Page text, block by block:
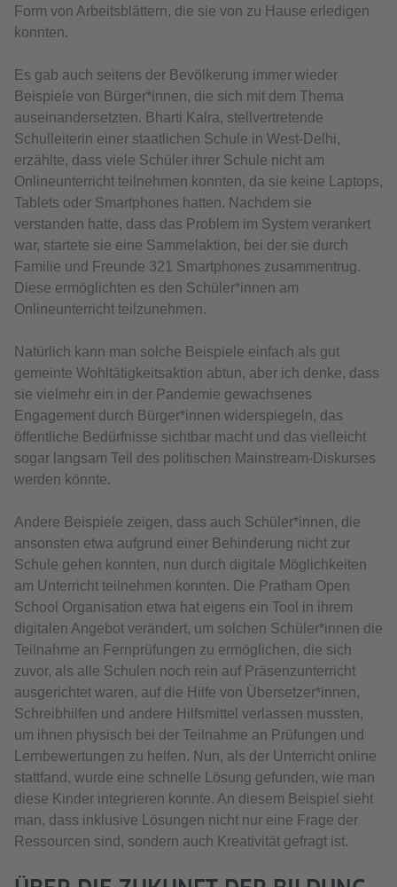
Form von Arbeitsblättern, die sie von zu Hause erledigen
konnten.
Es gab auch seitens der Bevölkerung immer wieder
Beispiele von Bürger*innen, die sich mit dem Thema
auseinandersetzten. Bharti Kalra, stellvertretende
Schulleiterin einer staatlichen Schule in West-Delhi,
erzählte, dass viele Schüler ihrer Schule nicht am
Onlineunterricht teilnehmen konnten, da sie keine Laptops,
Tablets oder Smartphones hatten. Nachdem sie
verstanden hatte, dass das Problem im System verankert
war, startete sie eine Sammelaktion, bei der sie durch
Familie und Freunde 321 Smartphones zusammentrug.
Diese ermöglichten es den Schüler*innen am
Onlineunterricht teilzunehmen.
Natürlich kann man solche Beispiele einfach als gut
gemeinte Wohltätigkeitsaktion abtun, aber ich denke, dass
sie vielmehr ein in der Pandemie gewachsenes
Engagement durch Bürger*innen widerspiegeln, das
öffentliche Bedürfnisse sichtbar macht und das vielleicht
sogar langsam Teil des politischen Mainstream-Diskurses
werden könnte.
Andere Beispiele zeigen, dass auch Schüler*innen, die
ansonsten etwa aufgrund einer Behinderung nicht zur
Schule gehen konnten, nun durch digitale Möglichkeiten
am Unterricht teilnehmen konnten. Die Pratham Open
School Organisation etwa hat eigens ein Tool in ihrem
digitalen Angebot verändert, um solchen Schüler*innen die
Teilnahme an Fernprüfungen zu ermöglichen, die sich
zuvor, als alle Schulen noch rein auf Präsenzunterricht
ausgerichtet waren, auf die Hilfe von Übersetzer*innen,
Schreibhilfen und andere Hilfsmittel verlassen mussten,
um ihnen physisch bei der Teilnahme an Prüfungen und
Lernbewertungen zu helfen. Nun, als der Unterricht online
stattfand, wurde eine schnelle Lösung gefunden, wie man
diese Kinder integrieren konnte. An diesem Beispiel sieht
man, dass inklusive Lösungen nicht nur eine Frage der
Ressourcen sind, sondern auch Kreativität gefragt ist.